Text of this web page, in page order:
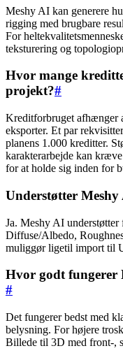
Meshy AI kan generere
rigging med brugbare
For
teksturering og
Hvor mange
projekt?#
Kreditforbruget afhænger
eksporter. Et par
planens 1.000 kreditter.
karakterarbejde kan
for at holde sig inden for
Understøtter
Ja. Meshy AI understøtter
Diffuse/Albedo,
muliggør ligetil import til
Hvor godt fungerer
#
Det fungerer bedst med
belysning. For højere
Billede til 3D med front-,